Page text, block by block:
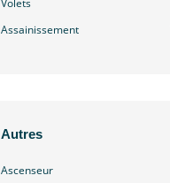
Volets
Assainissement
Autres
Ascenseur